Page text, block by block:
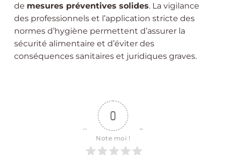
de mesures préventives solides. La vigilance
des professionnels et l’application stricte des
normes d’hygiène permettent d’assurer la
sécurité alimentaire et d’éviter des
conséquences sanitaires et juridiques graves.
0
Note moi !